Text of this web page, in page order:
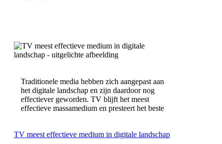
Traditionele media hebben zich aangepast aan
het digitale landschap en zijn daardoor nog
effectiever geworden. TV blijft het meest
effectieve massamedium en presteert het beste
TV meest effectieve medium in digitale landschap